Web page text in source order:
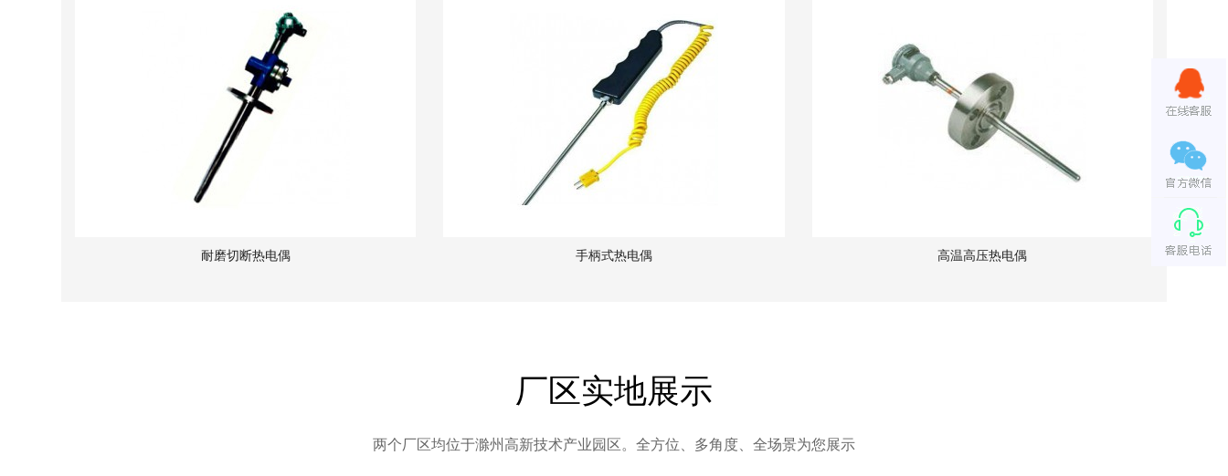
耐磨切断热电偶 手柄式热电偶 高温高压热电偶
厂区实地展示
两个厂区均位于滁州高新技术产业园区。全方位、多角度、全场景为您展示